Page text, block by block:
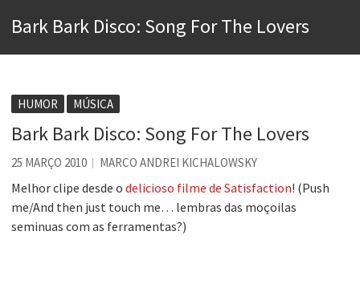
Aprender a fracassar é o segredo do sucesso
Esse tal de Rock Gaúcho
Os causos de Jorge Luis Borges
Voto obrigatório é correto?
Se queres salvar o mundo, o veganismo não é a resposta
Bark Bark Disco: Song For The Lovers
HUMOR MÚSICA
Bark Bark Disco: Song For The Lovers
25 MARÇO 2010 MARCO ANDREI KICHALOWSKY
Melhor clipe desde o delicioso filme de Satisfaction! (Push
me/And then just touch me… lembras das moçoilas
seminuas com as ferramentas?)